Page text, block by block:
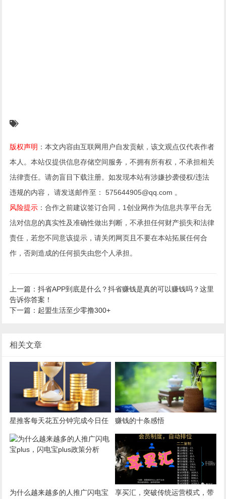
版权声明 ：本文内容由互联网用户自发贡献，该文观点仅代表作者
本人。本站仅提供信息存储空间服务，不拥有所有权，不承担相关
法律责任。请勿盲目下载注册。如发现本站有涉嫌抄袭侵权/违法
违规的内容， 请发送邮件至： 575644905@qq.com 。
风险提示 ：合作之前建议签订合同，1创业网作为信息共享平台无
法对信息的真实性及准确性做出判断，不承担任何财产损失和法律
责任，若您不同意该提示，请关闭网页且不要在本站拓展任何合
作，否则造成的任何损失由您个人承担。
上一篇：抖省APP到底是什么？抖省赚钱是真的可以赚钱吗？这里
告诉你答案！
下一篇：起盟生活至少零撸300+
相关文章
星推客每天花五分钟完成今日任
务，上行下效收益自然来
赚钱的十条感悟
为什么越来越多的人推广闪电宝 享买汇，突破传统运营模式，带